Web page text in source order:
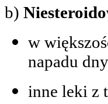
b)
w
napadu
inne leki z